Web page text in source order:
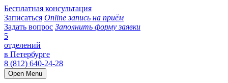
Бесплатная консультация
Записаться Online запись на приём
Задать вопрос Заполнить форму заявки
5
отделений
в Петербурге
8 (812) 640-24-28
Open Menu